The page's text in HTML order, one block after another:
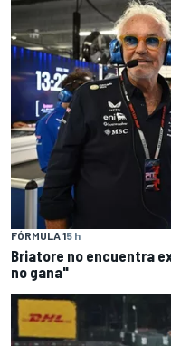
FÓRMULA 15 h
Briatore no encuentra
no gana"